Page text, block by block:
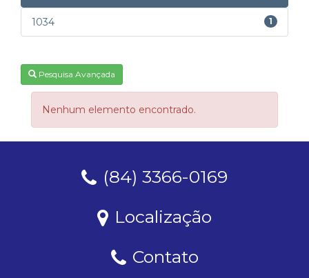
1034 1
Pesquisa Avançada
Nenhum elemento encontrado.
(84) 3366-0169
Localização
Contato